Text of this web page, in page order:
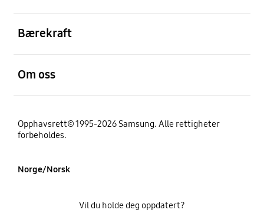
Bærekraft
Om oss
Opphavsrett© 1995-2026 Samsung. Alle rettigheter
forbeholdes.
Norge/Norsk
Vil du holde deg oppdatert?